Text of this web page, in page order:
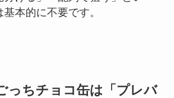
本的に不要です。
っちチョコ缶は「プレバ